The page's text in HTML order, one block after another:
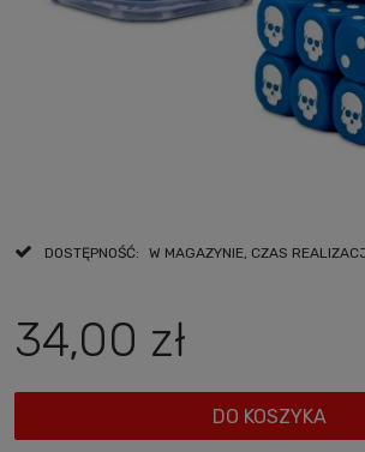
DOSTĘPNOŚĆ: W MAGAZYNIE, CZAS
34,00 zł
DO KOSZYKA